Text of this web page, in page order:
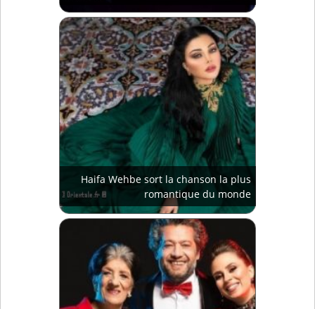
Haifa Wehbe sort la chanson la plus
romantique du monde